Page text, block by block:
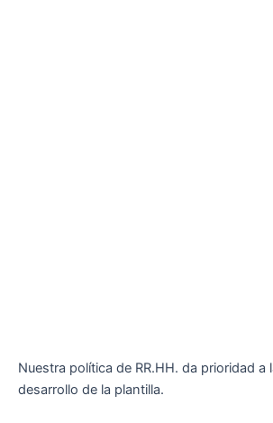
Nuestra política de RR.HH. da prioridad a
desarrollo de la plantilla.